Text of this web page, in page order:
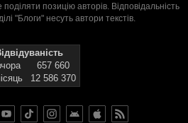
позицію авторів. Відповідальність
"Блоги" несуть автори текстів.
657 660
12 586 370